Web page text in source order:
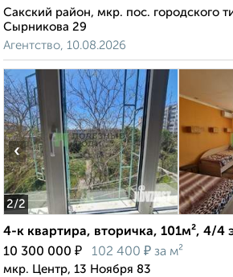
Сакский район, мкр. пос. городского
Сырникова 29
Агентство, 10.08.2026
2/2
‹
4-к квартира, вторичка, 101м², 4/4
10 300 000 ₽ 102 400 ₽ за м²
мкр. Центр, 13 Ноября 83